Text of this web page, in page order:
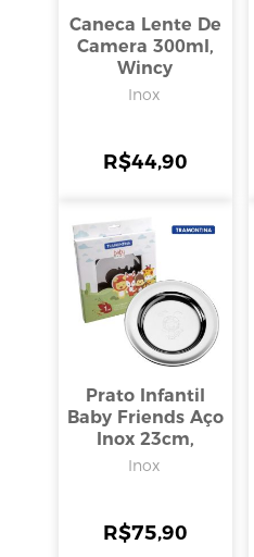
Caneca Lente De
Camera 300ml,
Wincy
Inox
R$44,90
Prato Infantil
Baby Friends Aço
Inox 23cm,
Tramontina
Inox
R$75,90